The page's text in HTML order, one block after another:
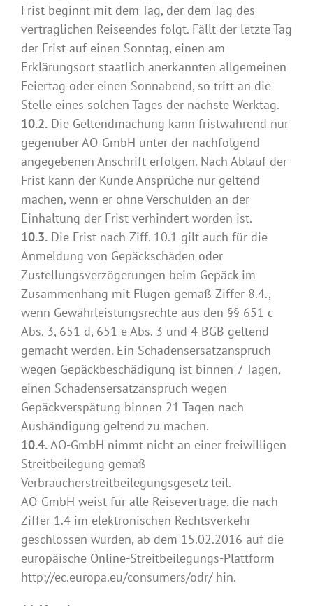
Frist beginnt mit dem Tag, der dem Tag des
vertraglichen Reiseendes folgt. Fällt der letzte Tag
der Frist auf einen Sonntag, einen am
Erklärungsort staatlich anerkannten allgemeinen
Feiertag oder einen Sonnabend, so tritt an die
Stelle eines solchen Tages der nächste Werktag.
10.2. Die Geltendmachung kann fristwahrend nur
gegenüber AO-GmbH unter der nachfolgend
angegebenen Anschrift erfolgen. Nach Ablauf der
Frist kann der Kunde Ansprüche nur geltend
machen, wenn er ohne Verschulden an der
Einhaltung der Frist verhindert worden ist.
10.3. Die Frist nach Ziff. 10.1 gilt auch für die
Anmeldung von Gepäckschäden oder
Zustellungsverzögerungen beim Gepäck im
Zusammenhang mit Flügen gemäß Ziffer 8.4.,
wenn Gewährleistungsrechte aus den §§ 651 c
Abs. 3, 651 d, 651 e Abs. 3 und 4 BGB geltend
gemacht werden. Ein Schadensersatzanspruch
wegen Gepäckbeschädigung ist binnen 7 Tagen,
einen Schadensersatzanspruch wegen
Gepäckverspätung binnen 21 Tagen nach
Aushändigung geltend zu machen.
10.4.AO-GmbH nimmt nicht an einer freiwilligen
Streitbeilegung gemäß
Verbraucherstreitbeilegungsgesetz teil.
AO-GmbH weist für alle Reiseverträge, die nach
Ziffer 1.4 im elektronischen Rechtsverkehr
geschlossen wurden, ab dem 15.02.2016 auf die
europäische Online-Streitbeilegungs-Plattform
http://ec.europa.eu/consumers/odr/ hin.